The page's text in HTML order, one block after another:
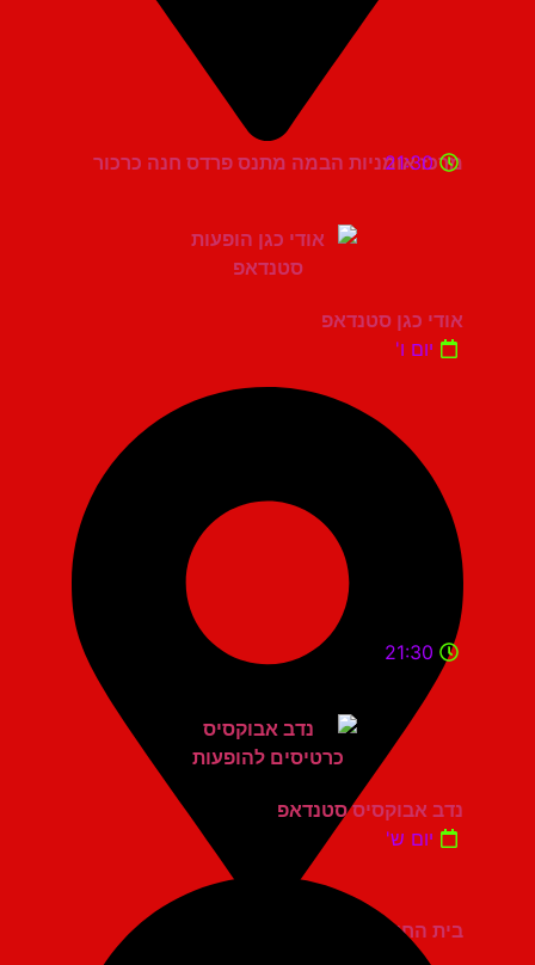
מרכז אומניות הבמה מתנס פרדס חנה כרכור
21:30
אודי כגן סטנדאפ
יום ו'
בית החייל תל אביב
21:30
נדב אבוקסיס סטנדאפ
יום ש'